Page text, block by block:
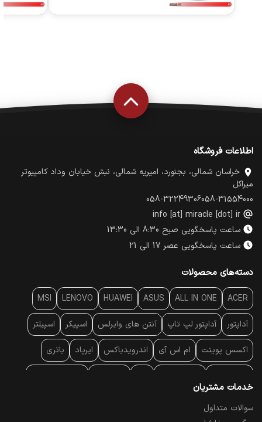
اطلاعات فروشگاه
خراسان شمالی، بجنورد، امیریه شمالی، نبش خیابان وداد کامپیوتر
میراکل
058-31554000
058-32249306
info [at] miracle [dot] ir
ساعت پاسخگویی صبح 8:30 الی 13:30
ساعت پاسخگویی عصر 17 الی 21
دسته‌های محصولات
ACER
ALL IN ONE
ASUS
HUAWEI
LENOVO
MSI
آداپتور آداپتور لپ تاپ آنتن‌ های وایرلس اسپیکر اسپیلتر
اکسس پوینت ام اس آی اندرویدباکس ایرپاد باتری
پایه سقفی
خدمات مشتریان
سوالات متداول